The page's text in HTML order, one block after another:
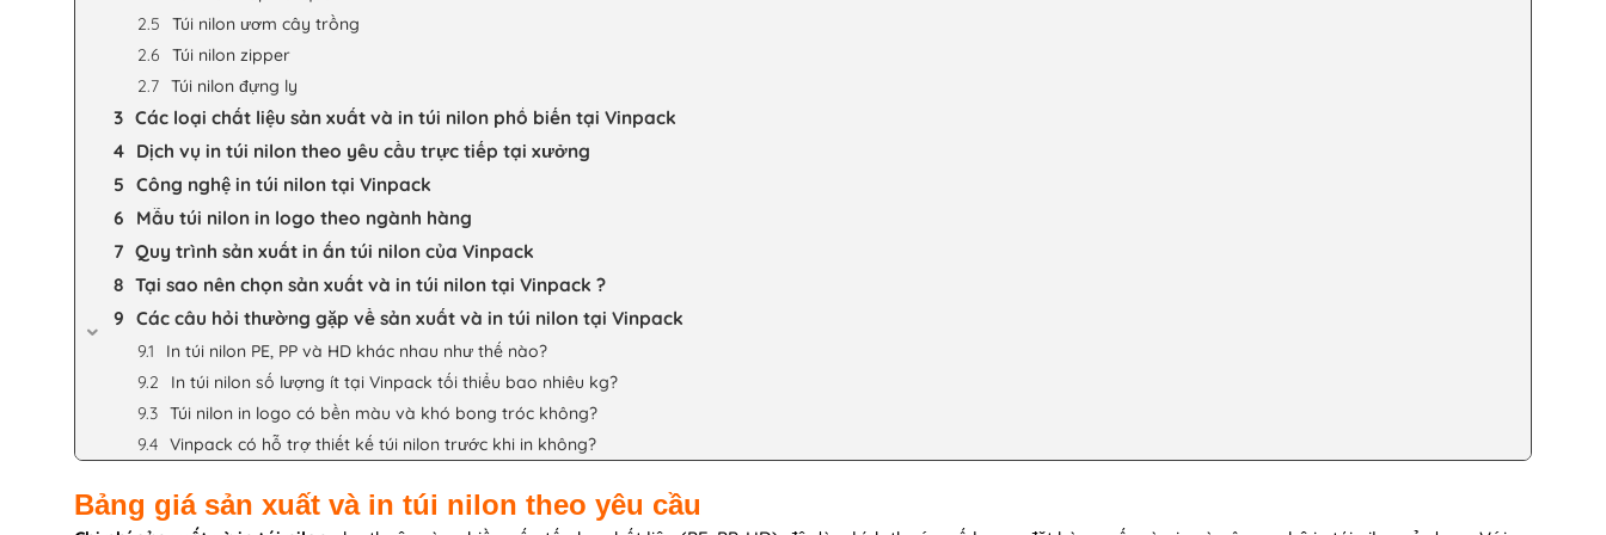
Túi nilon ươm cây trồng
Túi nilon zipper
Túi nilon đựng ly
Các loại chất liệu sản xuất và in túi nilon phổ biến tại Vinpack
Dịch vụ in túi nilon theo yêu cầu trực tiếp tại xưởng
Công nghệ in túi nilon tại Vinpack
Mẫu túi nilon in logo theo ngành hàng
Quy trình sản xuất in ấn túi nilon của Vinpack
Tại sao nên chọn sản xuất và in túi nilon tại Vinpack ?
Các câu hỏi thường gặp về sản xuất và in túi nilon tại Vinpack
In túi nilon PE, PP và HD khác nhau như thế nào?
In túi nilon số lượng ít tại Vinpack tối thiểu bao nhiêu kg?
Túi nilon in logo có bền màu và khó bong tróc không?
Vinpack có hỗ trợ thiết kế túi nilon trước khi in không?
Bảng giá sản xuất và in túi nilon theo yêu cầu